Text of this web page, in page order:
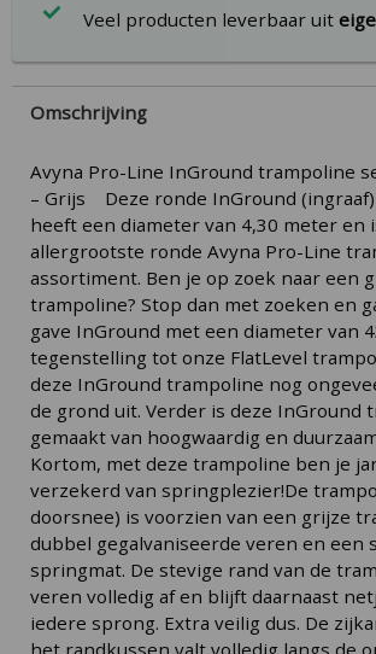
Veel producten leverbaar uit
Omschrijving
Avyna Pro-Line InGround trampoline
– Grijs Deze ronde InGround
heeft een diameter van 4,30 meter en
allergrootste ronde Avyna Pro-Line
assortiment. Ben je op zoek naar een
trampoline? Stop dan met zoeken en
gave InGround met een diameter van
tegenstelling tot onze FlatLevel
deze InGround trampoline nog
de grond uit. Verder is deze InGround
gemaakt van hoogwaardig en
Kortom, met deze trampoline ben je
verzekerd van springplezier!De
doorsnee) is voorzien van een grijze
dubbel gegalvaniseerde veren en een
springmat. De stevige rand van de
veren volledig af en blijft daarnaast
iedere sprong. Extra veilig dus. De